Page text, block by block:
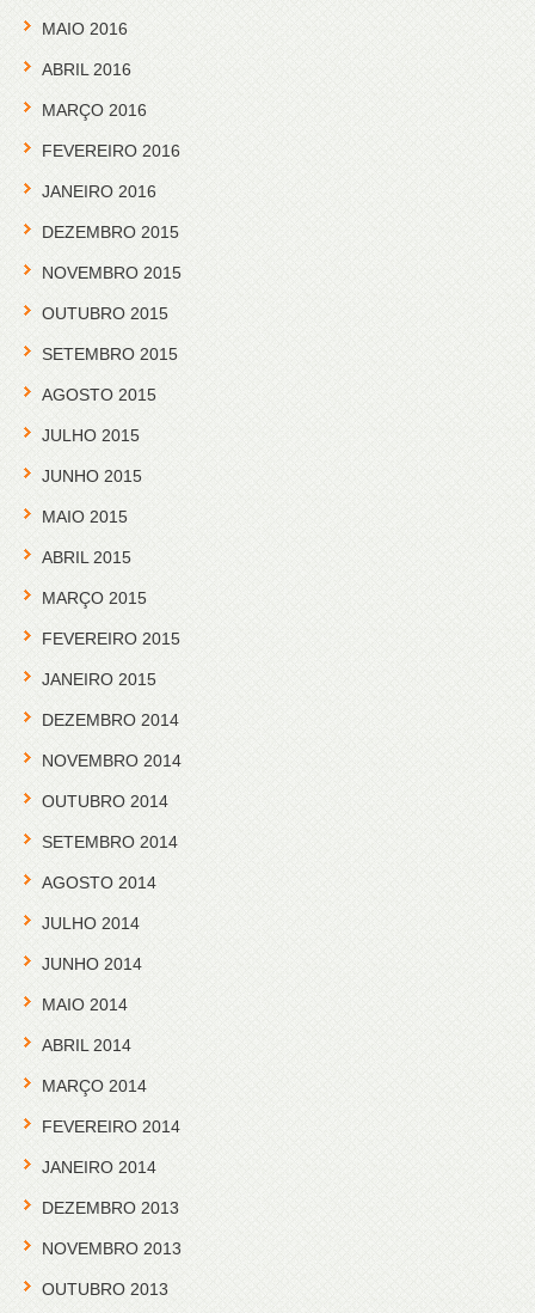
MAIO 2016
ABRIL 2016
MARÇO 2016
FEVEREIRO 2016
JANEIRO 2016
DEZEMBRO 2015
NOVEMBRO 2015
OUTUBRO 2015
SETEMBRO 2015
AGOSTO 2015
JULHO 2015
JUNHO 2015
MAIO 2015
ABRIL 2015
MARÇO 2015
FEVEREIRO 2015
JANEIRO 2015
DEZEMBRO 2014
NOVEMBRO 2014
OUTUBRO 2014
SETEMBRO 2014
AGOSTO 2014
JULHO 2014
JUNHO 2014
MAIO 2014
ABRIL 2014
MARÇO 2014
FEVEREIRO 2014
JANEIRO 2014
DEZEMBRO 2013
NOVEMBRO 2013
OUTUBRO 2013